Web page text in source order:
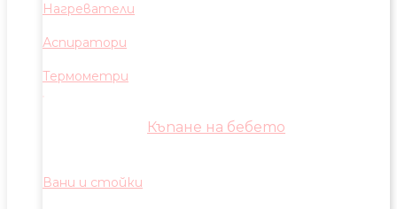
Нагреватели
Аспиратори
Термометри
Къпане на бебето
Вани и стойки